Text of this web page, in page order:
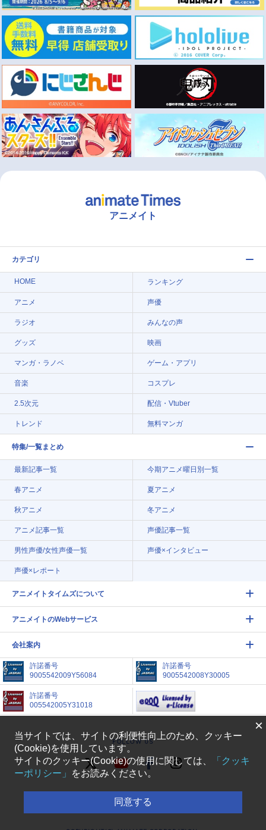
アニメイト
カテゴリ
HOME ランキング
アニメ 声優
ラジオ みんなの声
グッズ 映画
マンガ・ラノベ ゲーム・アプリ
音楽 コスプレ
2.5次元 配信・Vtuber
トレンド 無料マンガ
特集/一覧まとめ
最新記事一覧 今期アニメ曜日別一覧
春アニメ 夏アニメ
秋アニメ 冬アニメ
アニメ記事一覧 声優記事一覧
男性声優/女性声優一覧 声優×インタビュー
声優×レポート
アニメイトタイムズについて
アニメイトのWebサービス
会社案内
許諾番号
9005542009Y56084
許諾番号
9005542008Y30005
許諾番号
005542005Y31018
FOLLOW US
アニメイトタイムズに掲載されているすべての画像、
文章等の無断転載を禁じます
×
当サイトでは、サイトの利便性向上のため、クッキー
(Cookie)を使用しています。
サイトのクッキー(Cookie)の使用に関しては、
「クッキ
ーポリシー」
をお読みください。
同意する